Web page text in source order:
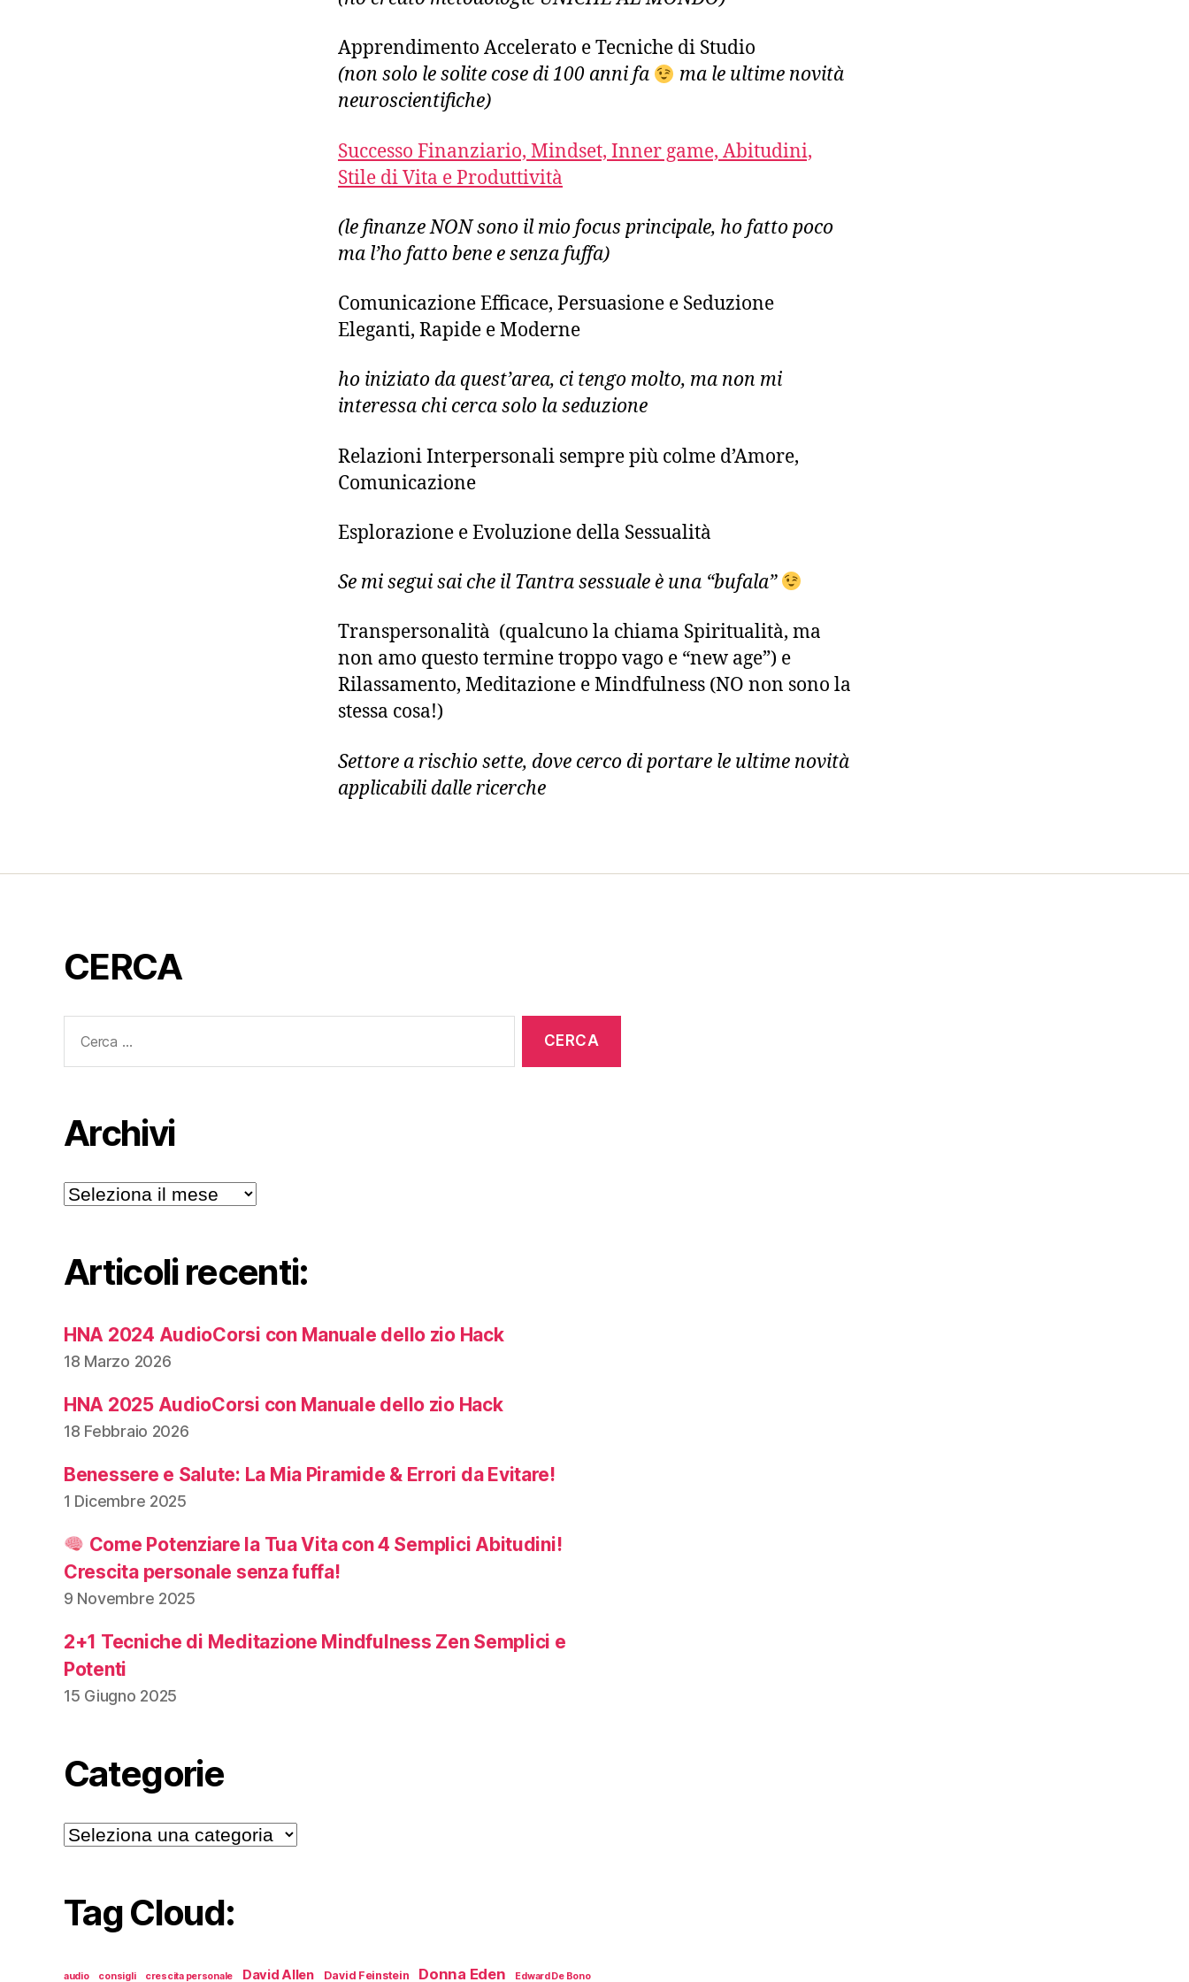
Apprendimento Accelerato e Tecniche di Studio
(non solo le solite cose di 100 anni fa
ma le ultime novità
neuroscientifiche)
Successo Finanziario, Mindset, Inner game, Abitudini,
Stile di Vita e Produttività
(le finanze NON sono il mio focus principale, ho fatto poco
ma l’ho fatto bene e senza fuffa)
Comunicazione Efficace, Persuasione e Seduzione
Eleganti, Rapide e Moderne
ho iniziato da quest’area, ci tengo molto, ma non mi
interessa chi cerca solo la seduzione
Relazioni Interpersonali sempre più colme d’Amore,
Comunicazione
Esplorazione e Evoluzione della Sessualità
Se mi segui sai che il Tantra sessuale è una “bufala”
Transpersonalità (qualcuno la chiama Spiritualità, ma
non amo questo termine troppo vago e “new age”) e
Rilassamento, Meditazione e Mindfulness (NO non sono la
stessa cosa!)
Settore a rischio sette, dove cerco di portare le ultime novità
applicabili dalle ricerche
CERCA
Archivi
Archivi
Articoli recenti:
HNA 2024 AudioCorsi con Manuale dello zio Hack
18 Marzo 2026
HNA 2025 AudioCorsi con Manuale dello zio Hack
18 Febbraio 2026
Benessere e Salute: La Mia Piramide & Errori da Evitare!
1 Dicembre 2025
Come Potenziare la Tua Vita con 4 Semplici Abitudini!
Crescita personale senza fuffa!
9 Novembre 2025
2+1 Tecniche di Meditazione Mindfulness Zen Semplici e
Potenti
15 Giugno 2025
Categorie
Categorie
Tag Cloud:
audio consigli crescita personale David Allen David Feinstein Donna Eden Edward De Bono